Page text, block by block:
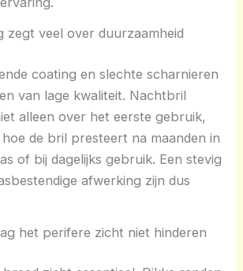
zegt veel over duurzaamheid
coating en slechte scharnieren
van lage kwaliteit. Nachtbril
alleen over het eerste gebruik,
de bril presteert na maanden in
of bij dagelijks gebruik. Een stevig
afwerking zijn dus
het perifere zicht niet hinderen